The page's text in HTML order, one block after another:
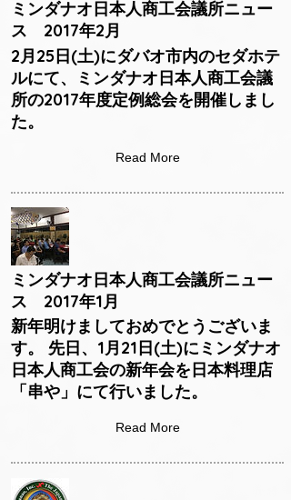
ミンダナオ日本人商工会議所ニュー
ス 2017年2月
2月25日(土)にダバオ市内のセダホテ
ルにて、ミンダナオ日本人商工会議
所の2017年度定例総会を開催しまし
た。
Read More
ミンダナオ日本人商工会議所ニュー
ス 2017年1月
新年明けましておめでとうございま
す。 先日、1月21日(土)にミンダナオ
日本人商工会の新年会を日本料理店
「串や」にて行いました。
Read More